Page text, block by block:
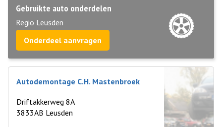
Gebruikte auto onderdelen
Regio Leusden
Onderdeel aanvragen
Autodemontage C.H. Mastenbroek
Driftakkerweg 8A
3833AB Leusden